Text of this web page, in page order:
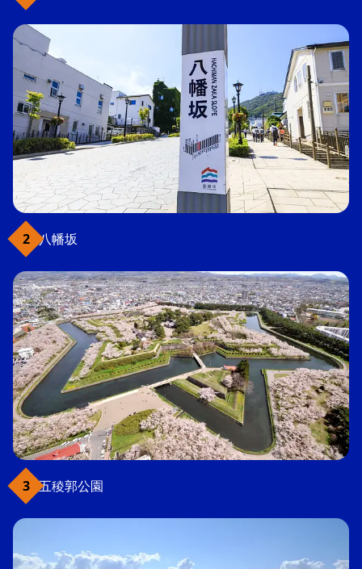
八幡坂
五稜郭公園